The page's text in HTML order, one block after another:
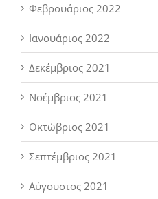
Φεβρουάριος 2022
Ιανουάριος 2022
Δεκέμβριος 2021
Νοέμβριος 2021
Οκτώβριος 2021
Σεπτέμβριος 2021
Αύγουστος 2021